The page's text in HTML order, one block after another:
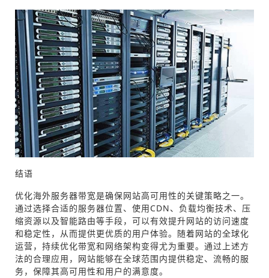
结语
优化海外服务器带宽是确保网站高可用性的关键策略之一。
通过选择合适的服务器位置、使用CDN、负载均衡技术、压
缩资源以及智能路由等手段，可以有效提升网站的访问速度
和稳定性，从而提供更优质的用户体验。随着网站的全球化
运营，持续优化带宽和网络架构变得尤为重要。通过上述方
法的合理应用，网站能够在全球范围内提供稳定、流畅的服
务，保障其高可用性和用户的满意度。